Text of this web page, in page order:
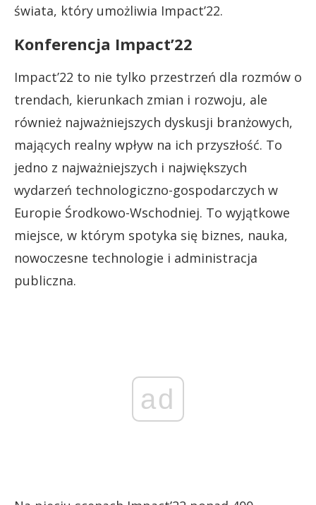
świata, który umożliwia Impact’22.
Konferencja Impact’22
Impact’22 to nie tylko przestrzeń dla rozmów o
trendach, kierunkach zmian i rozwoju, ale
również najważniejszych dyskusji branżowych,
mających realny wpływ na ich przyszłość. To
jedno z najważniejszych i największych
wydarzeń technologiczno-gospodarczych w
Europie Środkowo-Wschodniej. To wyjątkowe
miejsce, w którym spotyka się biznes, nauka,
nowoczesne technologie i administracja
publiczna.
ad